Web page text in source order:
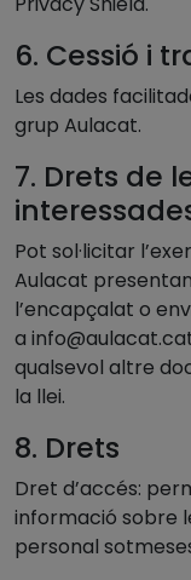
6. Cessió i
Les dades
grup Aulacat.
7. Drets de
Pot sol·licitar
Aulacat
l’encapçalat o
a
qualsevol altre
la llei.
8. Drets
Dret d’accés:
informació sobre
personal